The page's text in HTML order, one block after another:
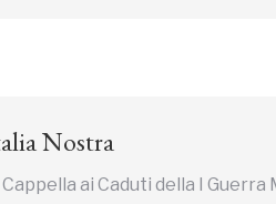
Nostra
ai Caduti della I Guerra